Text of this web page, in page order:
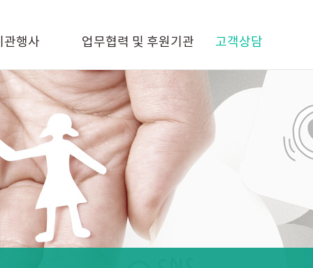
관행사 업무협력 및 후원기관 고객상담